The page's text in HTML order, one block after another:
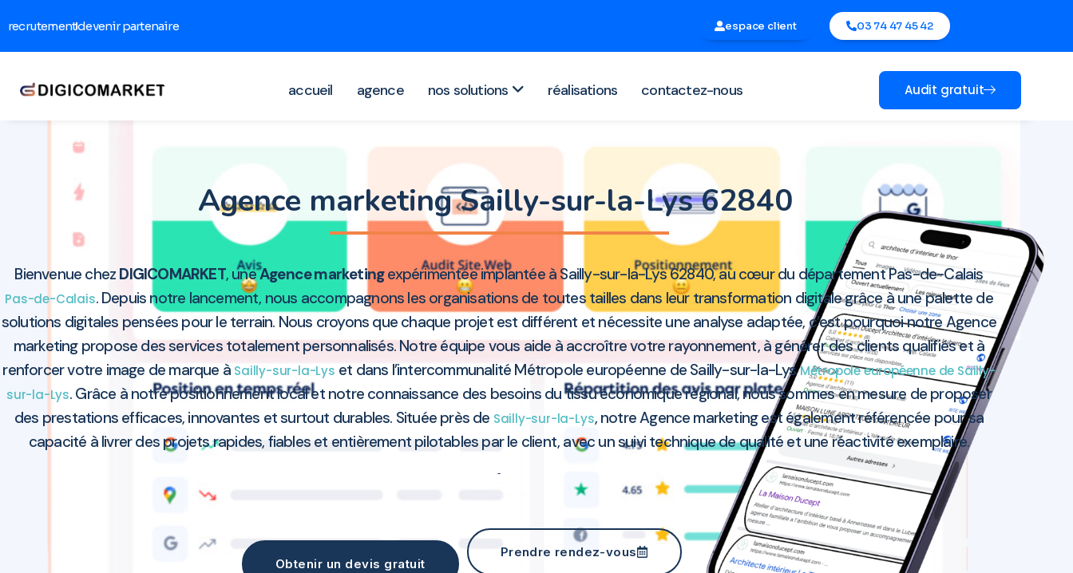
recrutementdevenir partenaire espace client 03 74 47 45 42
accueil agence nos solutions réalisations contactez-nous Audit gratuit
Agence marketing Sailly-sur-la-Lys 62840
Bienvenue chez DIGICOMARKET, uneAgence marketingexpérimentée implantée à Sailly-sur-la-Lys 62840, au cœur du département Pas-de-Calais
Pas-de-Calais. Depuis notre lancement, nous accompagnons les organisations de toutes tailles dans leur transformation digitale grâce à une palette de
solutions digitales pensées pour le terrain. Nous croyons que chaque projet est différent et nécessite une analyse adaptée, c’est pourquoi notre Agence
marketing propose des services totalement personnalisés. Notre équipe vous aide à accroître votre rayonnement, à générer des clients qualifiés et à
renforcer votre image de marque à Sailly-sur-la-Lys et dans l’intercommunalité Métropole européenne de Sailly-sur-la-LysMétropole européenne de Sailly-
sur-la-Lys. Grâce à notre positionnement local et notre connaissance des besoins du tissu économique régional, nous sommes en mesure de proposer
des prestations efficaces, innovantes et surtout durables. Située près de Sailly-sur-la-Lys, notre Agence marketing est également référencée pour sa
capacité à livrer des projets rapides, fiables et entièrement pilotables par le client, avec un suivi technique de qualité et une réactivité exemplaire.
Obtenir un devis gratuit
Prendre rendez-vous